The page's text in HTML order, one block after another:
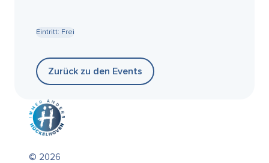
Eintritt: Frei
Zurück zu den Events
© 2026